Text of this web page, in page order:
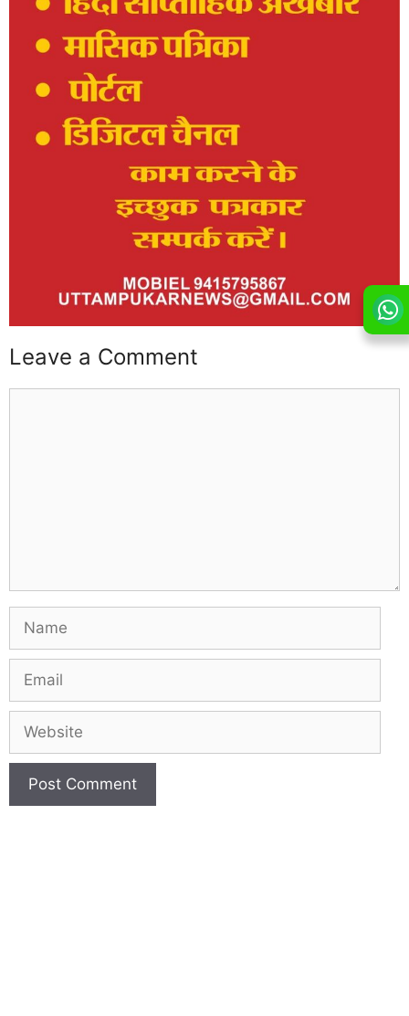
Leave a Comment